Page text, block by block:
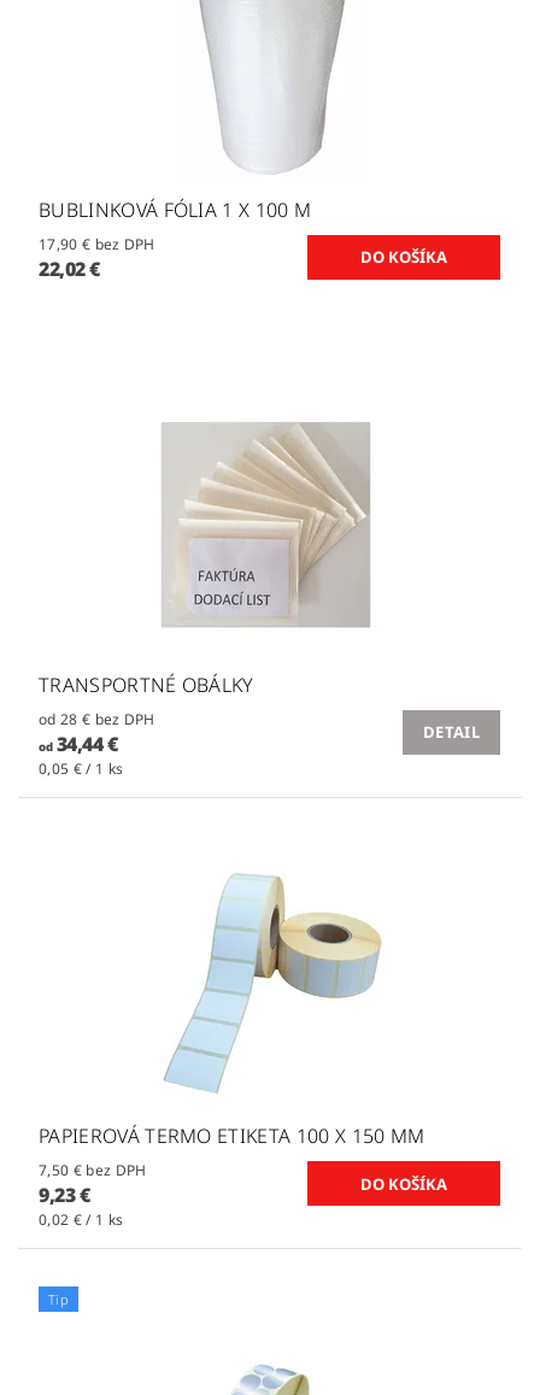
BUBLINKOVÁ FÓLIA 1 X 100 M
17,90 € bez DPH
22,02 €
TRANSPORTNÉ OBÁLKY
od 28 € bez DPH
od34,44 €
0,05 € / 1 ks
DETAIL
PAPIEROVÁ TERMO ETIKETA 100 X 150 MM
7,50 € bez DPH
9,23 €
0,02 € / 1 ks
Tip